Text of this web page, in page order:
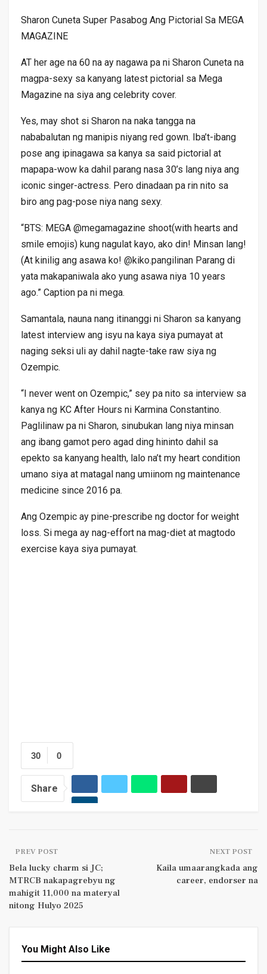
Sharon Cuneta Super Pasabog Ang Pictorial Sa MEGA
MAGAZINE
AT her age na 60 na ay nagawa pa ni Sharon Cuneta na
magpa-sexy sa kanyang latest pictorial sa Mega
Magazine na siya ang celebrity cover.
Yes, may shot si Sharon na naka tangga na
nababalutan ng manipis niyang red gown. Iba’t-ibang
pose ang ipinagawa sa kanya sa said pictorial at
mapapa-wow ka dahil parang nasa 30’s lang niya ang
iconic singer-actress. Pero dinadaan pa rin nito sa
biro ang pag-pose niya nang sexy.
“BTS: MEGA @megamagazine shoot(with hearts and
smile emojis) kung nagulat kayo, ako din! Minsan lang!
(At kinilig ang asawa ko! @kiko.pangilinan Parang di
yata makapaniwala ako yung asawa niya 10 years
ago.” Caption pa ni mega.
Samantala, nauna nang itinanggi ni Sharon sa kanyang
latest interview ang isyu na kaya siya pumayat at
naging seksi uli ay dahil nagte-take raw siya ng
Ozempic.
“I never went on Ozempic,” sey pa nito sa interview sa
kanya ng KC After Hours ni Karmina Constantino.
Paglilinaw pa ni Sharon, sinubukan lang niya minsan
ang ibang gamot pero agad ding hininto dahil sa
epekto sa kanyang health, lalo na’t my heart condition
umano siya at matagal nang umiinom ng maintenance
medicine since 2016 pa.
Ang Ozempic ay pine-prescribe ng doctor for weight
loss. Si mega ay nag-effort na mag-diet at magtodo
exercise kaya siya pumayat.
0
30
Share
PREV POST
Bela lucky charm si JC;
MTRCB nakapagrebyu ng
mahigit 11,000 na materyal
nitong Hulyo 2025
NEXT POST
Kaila umaarangkada ang
career, endorser na
You Might Also Like